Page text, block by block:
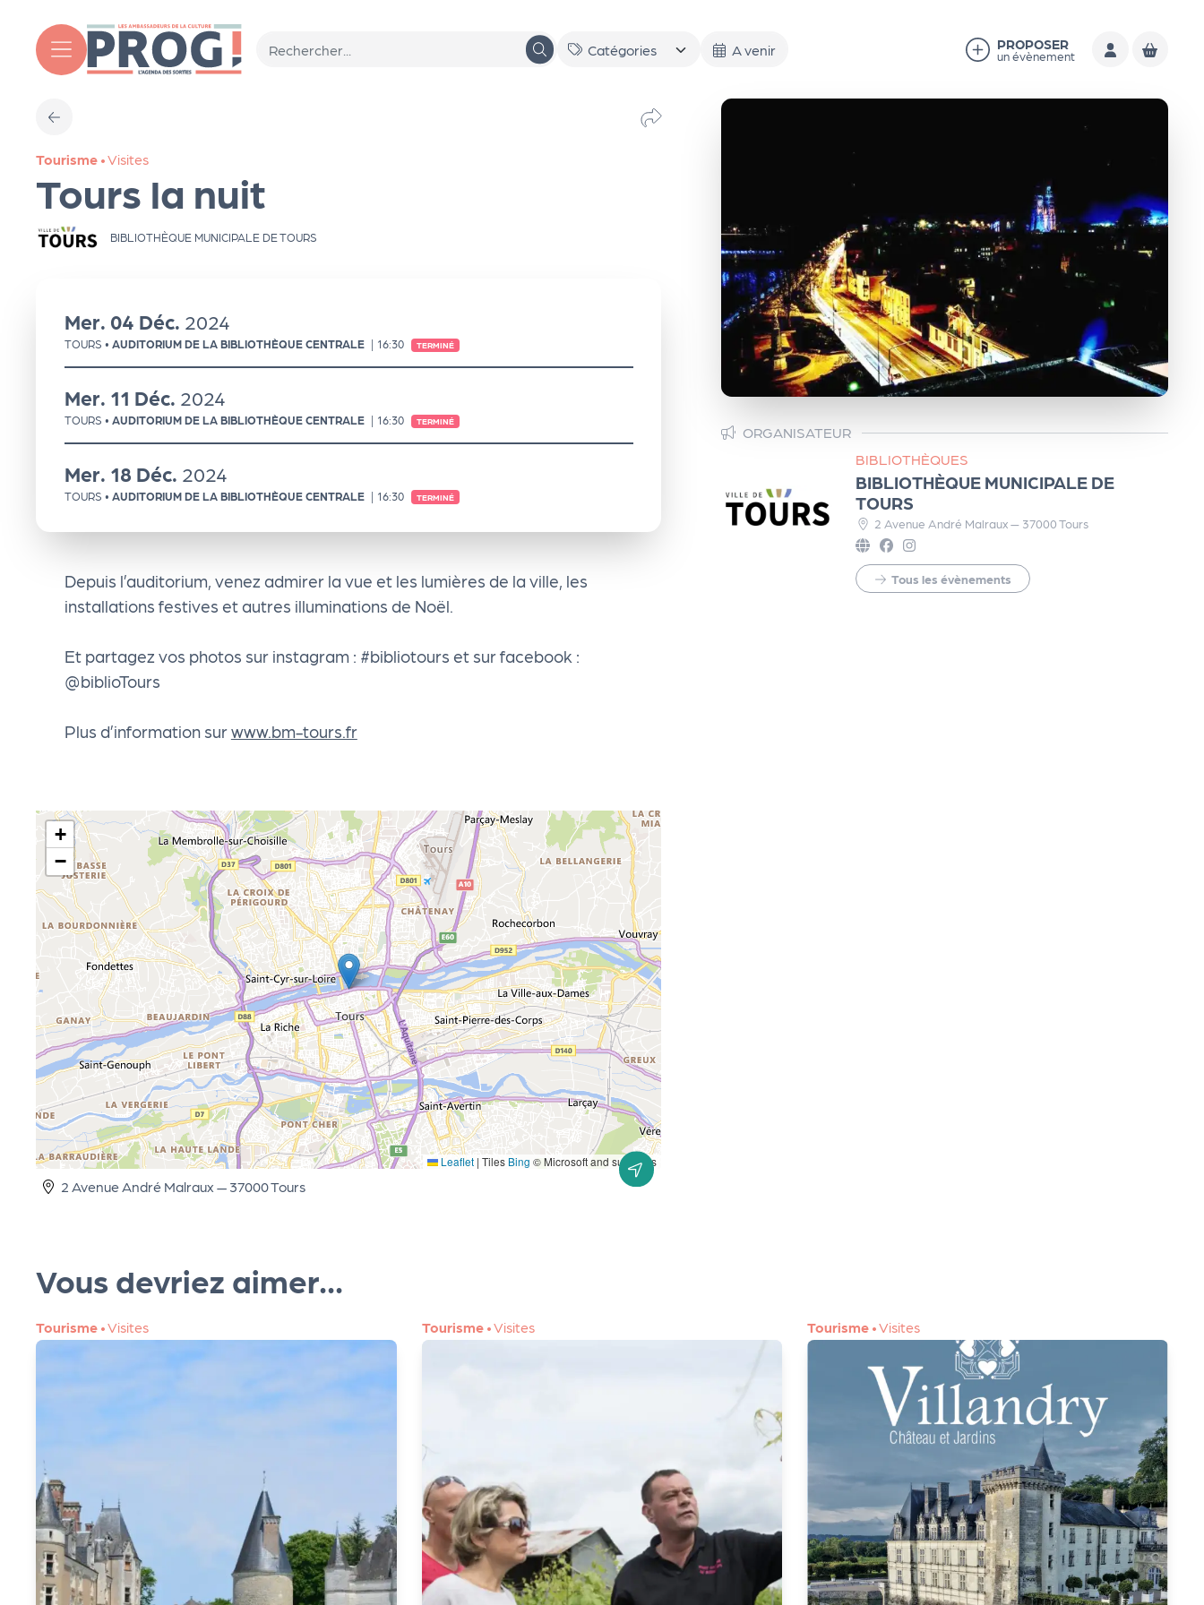
A venir PROPOSER
un évènement
Tourisme •Visites
Tours la nuit
BIBLIOTHÈQUE MUNICIPALE DE TOURS
Mer. 04 Déc. 2024
TOURS • AUDITORIUM DE LA BIBLIOTHÈQUE CENTRALE | 16:30 TERMINÉ
Mer. 11 Déc. 2024
TOURS • AUDITORIUM DE LA BIBLIOTHÈQUE CENTRALE | 16:30 TERMINÉ
Mer. 18 Déc. 2024
TOURS • AUDITORIUM DE LA BIBLIOTHÈQUE CENTRALE | 16:30 TERMINÉ
Depuis l’auditorium, venez admirer la vue et les lumières de la ville, les
installations festives et autres illuminations de Noël.
Et partagez vos photos sur instagram : #bibliotours et sur facebook :
@biblioTours
Plus d’information surwww.bm-tours.fr
+
−
Leaflet | Tiles Bing © Microsoft and suppliers
2 Avenue André Malraux — 37000 Tours
ORGANISATEUR
BIBLIOTHÈQUES
BIBLIOTHÈQUE MUNICIPALE DE
TOURS
2 Avenue André Malraux — 37000 Tours
Tous les évènements
Vous devriez aimer...
Tourisme •Visites Tourisme •Visites Tourisme •Visites
T
o
ut
a
g
e
n
d
a
Le
s
sé
cti
on
s
P
R
O
G!
P
O
G!
M
ag
Su
ivr